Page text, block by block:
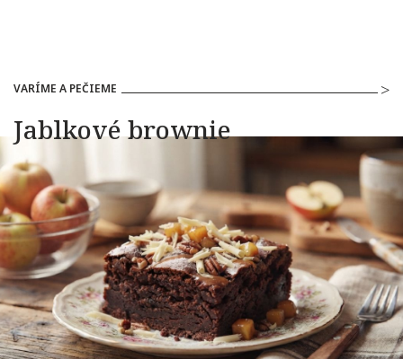
VARÍME A PEČIEME